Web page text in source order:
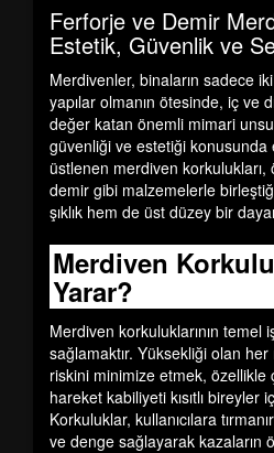
Ferforje ve Demir
Estetik, Güvenlik ve
Merdivenler, binaların sadece
yapılar olmanın ötesinde, iç ve
değer katan önemli mimari
güvenliği ve estetiği
üstlenen merdiven korkulukları,
demir gibi malzemelerle
şıklık hem de üst düzey bir
Merdiven
Yarar?
Merdiven korkuluklarının temel
sağlamaktır. Yüksekliği olan
riskini minimize etmek, özellikle
hareket kabiliyeti kısıtlı bireyler
Korkuluklar, kullanıcılara
ve denge sağlayarak kazaların